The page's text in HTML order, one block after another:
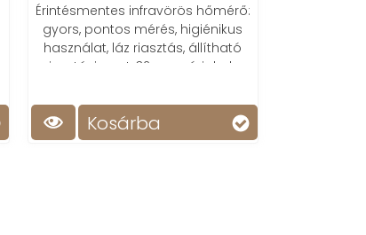
Érintésmentes infravörös hőmérő:
gyors, pontos mérés, higiénikus
használat, láz riasztás, állítható
riasztási pont, 32 memóriahely.
Kosárba